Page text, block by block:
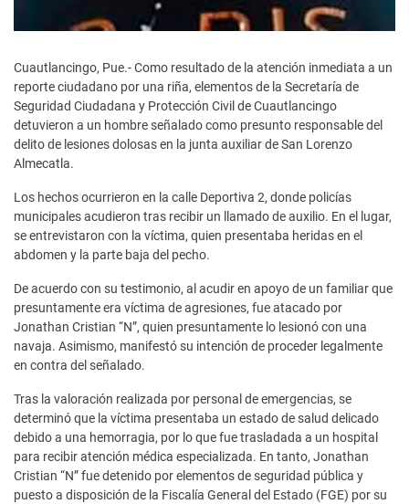
Cuautlancingo, Pue.- Como resultado de la atención inmediata a un
reporte ciudadano por una riña, elementos de la Secretaría de
Seguridad Ciudadana y Protección Civil de Cuautlancingo
detuvieron a un hombre señalado como presunto responsable del
delito de lesiones dolosas en la junta auxiliar de San Lorenzo
Almecatla.
Los hechos ocurrieron en la calle Deportiva 2, donde policías
municipales acudieron tras recibir un llamado de auxilio. En el lugar,
se entrevistaron con la víctima, quien presentaba heridas en el
abdomen y la parte baja del pecho.
De acuerdo con su testimonio, al acudir en apoyo de un familiar que
presuntamente era víctima de agresiones, fue atacado por
Jonathan Cristian “N”, quien presuntamente lo lesionó con una
navaja. Asimismo, manifestó su intención de proceder legalmente
en contra del señalado.
Tras la valoración realizada por personal de emergencias, se
determinó que la víctima presentaba un estado de salud delicado
debido a una hemorragia, por lo que fue trasladada a un hospital
para recibir atención médica especializada. En tanto, Jonathan
Cristian “N” fue detenido por elementos de seguridad pública y
puesto a disposición de la Fiscalía General del Estado (FGE) por su